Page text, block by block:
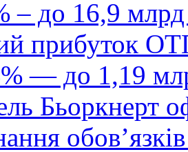
– до 16,9
прибуток
— до 1,19
Бьоркнерт